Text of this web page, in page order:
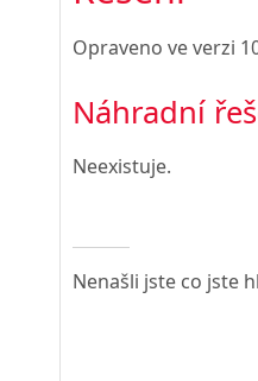
Opraveno ve verzi
Náhradní
Neexistuje.
Nenašli jste co jste